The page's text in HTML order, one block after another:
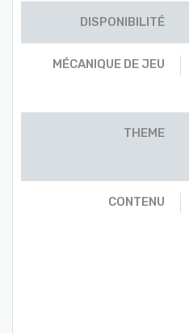
DISPONIBILITÉ
MÉCANIQUE DE JEU
THEME
CONTENU